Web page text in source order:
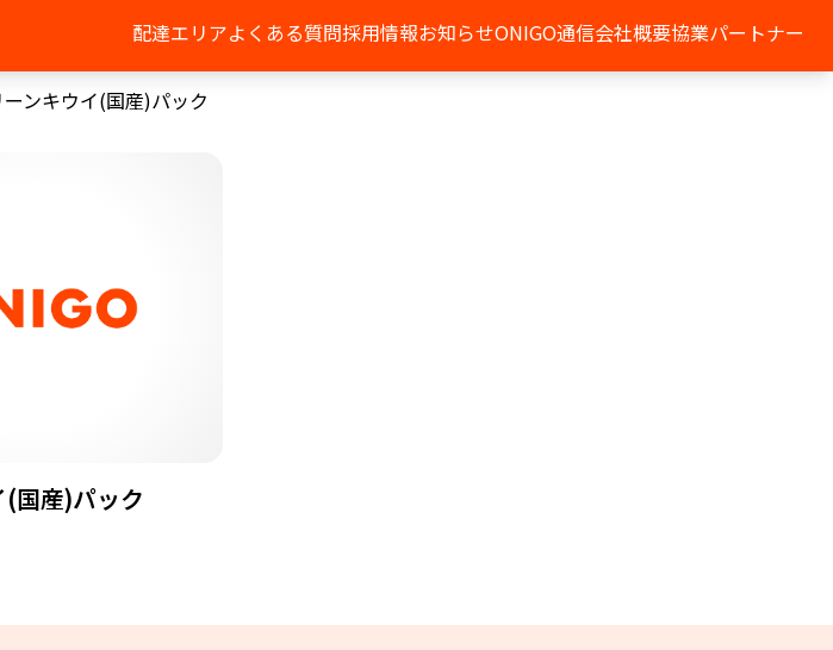
配達エリアよくある質問採用情報お知らせONIGO通信会社概要協業パートナー
ンキウイ(国産)パック
国産)パック